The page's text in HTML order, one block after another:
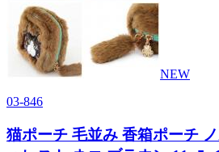
NEW
03-846
猫ポーチ 毛並み 香箱ポーチ